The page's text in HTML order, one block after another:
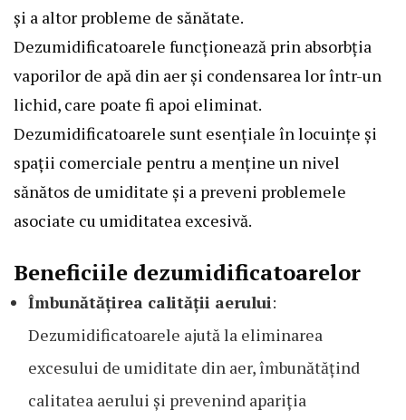
și a altor probleme de sănătate.
Dezumidificatoarele funcționează prin absorbția
vaporilor de apă din aer și condensarea lor într-un
lichid, care poate fi apoi eliminat.
Dezumidificatoarele sunt esențiale în locuințe și
spații comerciale pentru a menține un nivel
sănătos de umiditate și a preveni problemele
asociate cu umiditatea excesivă.
Beneficiile dezumidificatoarelor
Îmbunătățirea calității aerului:
Dezumidificatoarele ajută la eliminarea
excesului de umiditate din aer, îmbunătățind
calitatea aerului și prevenind apariția